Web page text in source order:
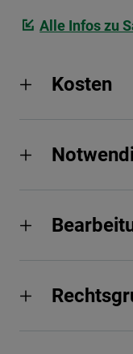
Alle Infos zu
Kosten